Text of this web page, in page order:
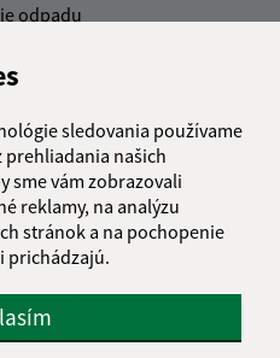
sledovania používame
prehliadania našich
sme vám zobrazovali
reklamy, na analýzu
stránok a na pochopenie
prichádzajú.
odpadu
RSS
obsahu:
je Obec Kysak.
dizajn manuálom
služieb.